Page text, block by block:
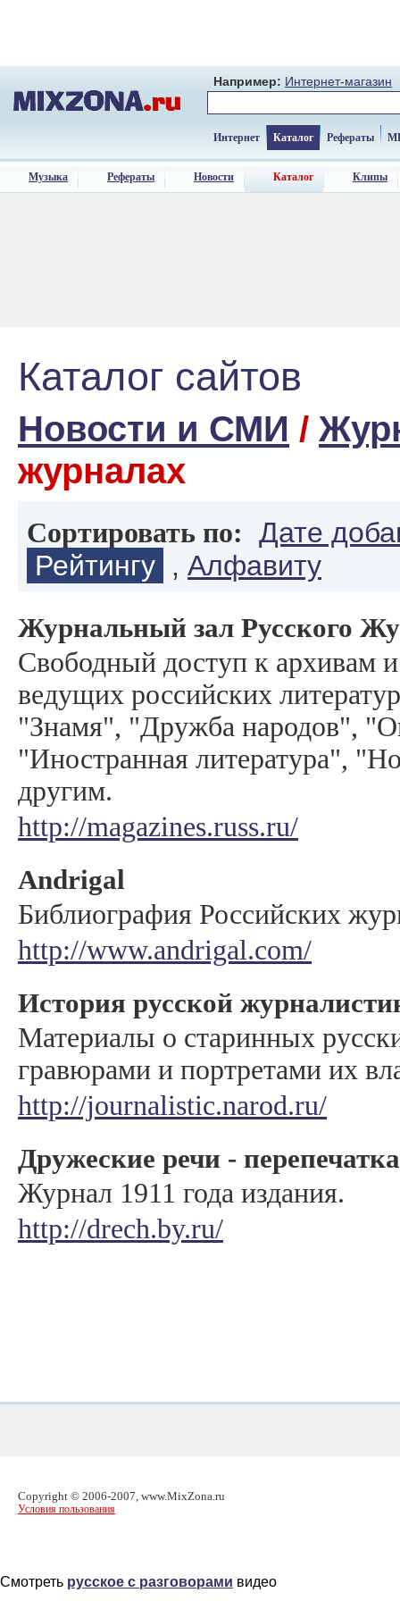
Например: Интернет-магазин
Интернет Каталог Рефераты
Музыка Рефераты Новости Каталог Клипы
Каталог сайтов
Новости и СМИ /
журналах
Сортировать по: Дате
Рейтингу , Алфавиту
Журнальный зал Русского
Свободный доступ к архивам
ведущих российских
"Знамя", "Дружба народов",
"Иностранная литература",
другим.
http://magazines.russ.ru/
Andrigal
Библиография Российских
http://www.andrigal.com/
История русской
Материалы о старинных
гравюрами и портретами их
http://journalistic.narod.ru/
Дружеские речи -
Журнал 1911 года издания.
http://drech.by.ru/
Copyright © 2006-2007, www.MixZona.ru
Условия пользования
Смотреть русское с разговорами видео